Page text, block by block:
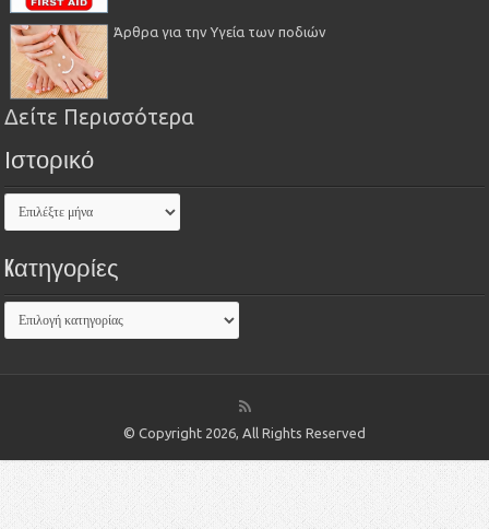
Άρθρα για την Υγεία των ποδιών
Δείτε Περισσότερα
Ιστορικό
Kατηγορίες
© Copyright 2026, All Rights Reserved